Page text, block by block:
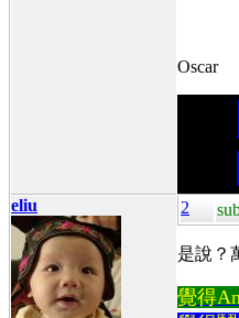
Oscar
eliu 2
是說？
覺得